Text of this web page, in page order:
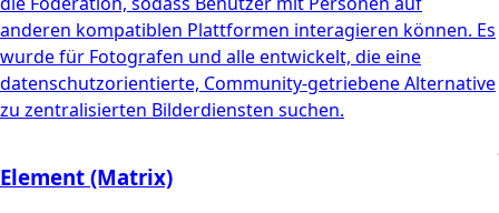
anderen kompatiblen Plattformen interagieren können. Es
wurde für Fotografen und alle entwickelt, die eine
datenschutzorientierte, Community-getriebene Alternative
zu zentralisierten Bilderdiensten suchen.
Element (Matrix)